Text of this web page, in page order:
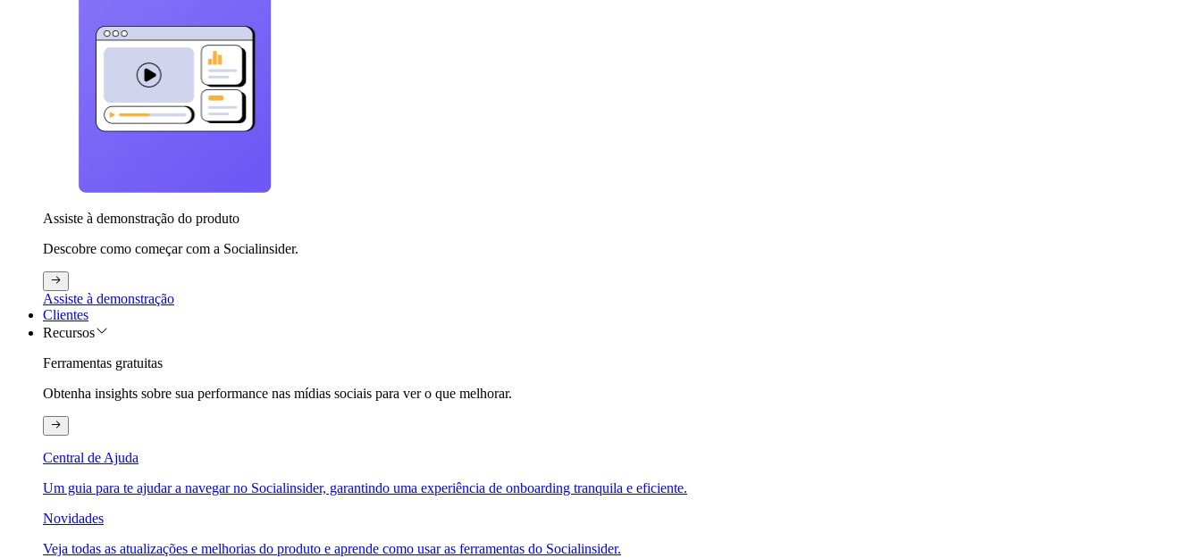
Assiste à demonstração do produto
Descobre como começar com a Socialinsider.
Assiste à demonstração
Clientes
Recursos
Ferramentas gratuitas
Obtenha insights sobre sua performance nas mídias sociais para ver o que melhorar.
Central de Ajuda
Um guia para te ajudar a navegar no Socialinsider, garantindo uma experiência de onboarding tranquila e eficiente.
Novidades
Veja todas as atualizações e melhorias do produto e aprende como usar as ferramentas do Socialinsider.